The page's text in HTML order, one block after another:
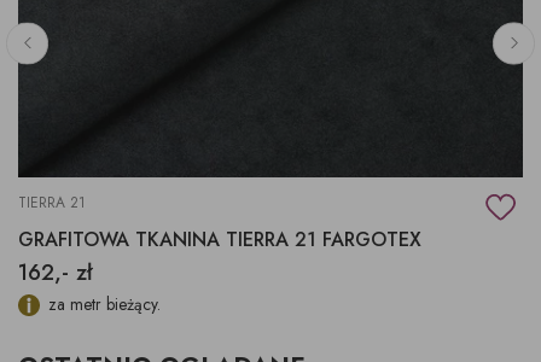
TIERRA 21
GRAFITOWA TKANINA TIERRA 21 FARGOTEX
162,- zł
za metr bieżący.